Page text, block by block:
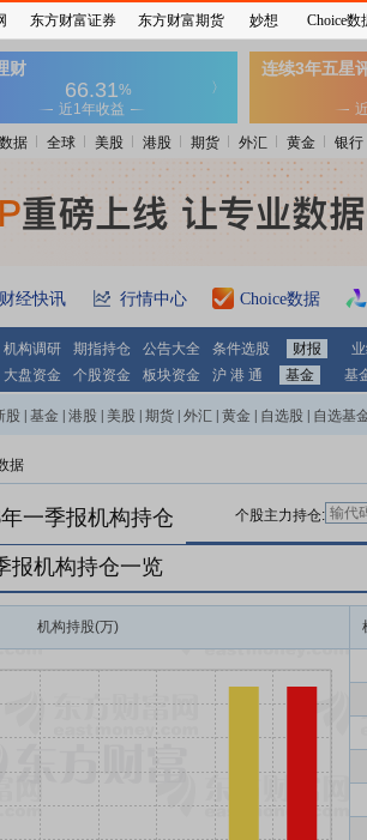
数据 全球 美股 港股 期货 外汇 黄金 银行
经快讯 行情中心 Choice数据
机构调研 期指持仓 公告大全 条件选股 财报
大盘资金 个股资金 板块资金 沪 港 通 基金 基
股 基金 港股 美股 期货 外汇 黄金 自选股 自选基
据
一季报机构持仓 个股主力持仓:
报机构持仓一览
机构持股(万)
东方财富证券 东方财富期货 妙想 Choice数